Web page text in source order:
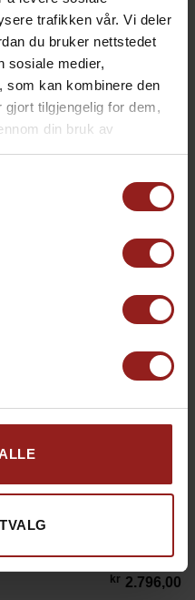
trafikken vår. Vi deler
du bruker nettstedet
sosiale medier,
som kan kombinere den
tilgjengelig for dem,
din bruk av
+ 15,00
0,00
kr 2.796,00